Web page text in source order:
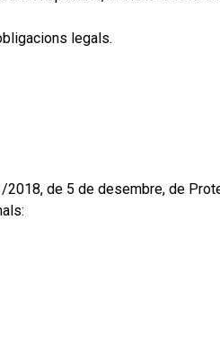
legals.
2018, de 5 de desembre, de